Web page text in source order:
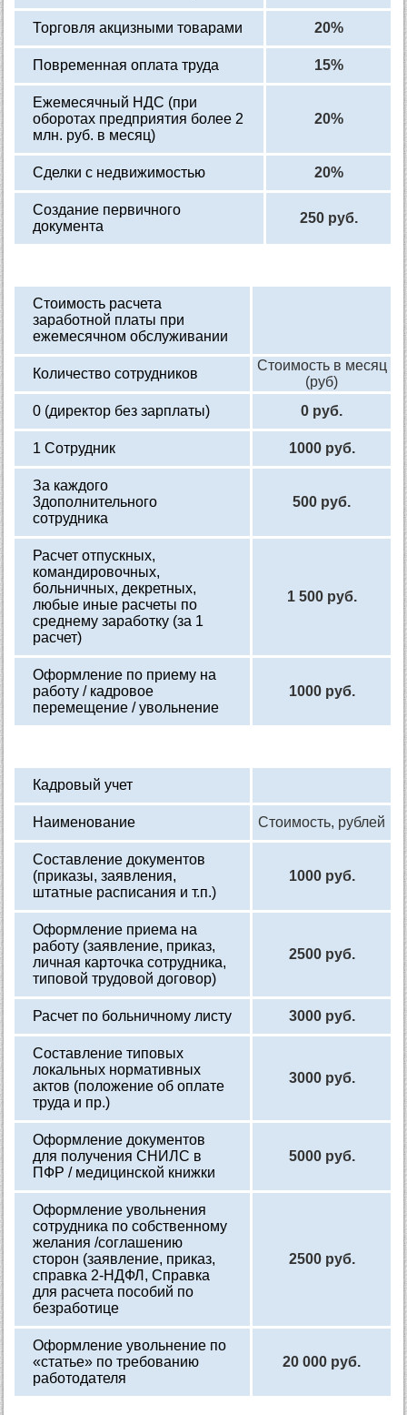
Торговля акцизными товарами 20%
Повременная оплата труда 15%
Ежемесячный НДС (при
оборотах предприятия более 2
млн. руб. в ме­сяц)
20%
Сделки с недвижимостью 20%
Создание первичного
документа
250 руб.
Стоимость расчета
заработной платы при
ежемесячном обслуживании
Количество сотрудников
Стоимость в месяц
(руб)
0 (директор без зарплаты)
0 руб.
1 Сотрудник 1000 руб.
За каждого
3дополнительного
сотрудника
500 руб.
Расчет отпускных,
командировочных,
больничных, декретных,
любые иные расчеты по
среднему заработку (за 1
расчет)
1 500 руб.
Оформление по приему на
работу / кадровое
перемещение / увольнение
1000 руб.
Кадровый учет
Наименование Стоимость, рублей
Составление документов
(приказы, заявления,
штатные расписания и т.п.)
1000 руб.
Оформление приема на
работу (заявление, приказ,
личная карточка сотрудника,
типовой трудовой договор)
2500 руб.
Расчет по больничному листу 3000 руб.
Составление типовых
локальных нормативных
актов (положение об оплате
труда и пр.)
3000 руб.
Оформление документов
для получения СНИЛС в
ПФР / медицинской книжки
5000 руб.
Оформление увольнения
сотрудника по собственному
желания /соглашению
сторон (заявление, приказ,
справка 2-НДФЛ, Справка
для расчета пособий по
безработице
2500 руб.
Оформление увольнение по
«статье» по требованию
работодателя
20 000 руб.